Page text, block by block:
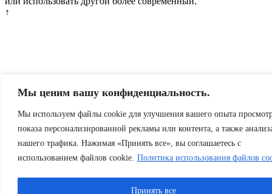
Мы ценим вашу конфиденциальность.
Мы используем файлы cookie для улучшения вашего опыта
показа персонализированной рекламы или контента, а также
нашего трафика. Нажимая «Принять все», вы соглашаетесь с
использованием файлов cookie. Политика использования файлов
Принять все
↑